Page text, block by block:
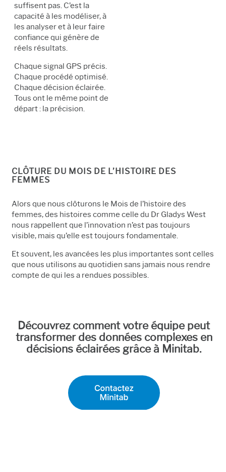
suffisent pas. C’est la
capacité à les modéliser, à
les analyser et à leur faire
confiance qui génère de
réels résultats.
Chaque signal GPS précis.
Chaque procédé optimisé.
Chaque décision éclairée.
Tous ont le même point de
départ : la précision.
CLÔTURE DU MOIS DE L’HISTOIRE DES
FEMMES
Alors que nous clôturons le Mois de l’histoire des
femmes, des histoires comme celle du Dr Gladys West
nous rappellent que l’innovation n’est pas toujours
visible, mais qu’elle est toujours fondamentale.
Et souvent, les avancées les plus importantes sont celles
que nous utilisons au quotidien sans jamais nous rendre
compte de qui les a rendues possibles.
Découvrez comment votre équipe peut
transformer des données complexes en
décisions éclairées grâce à Minitab.